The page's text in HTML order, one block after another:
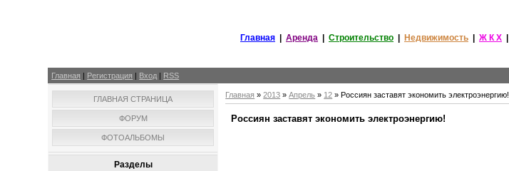
Главная Аренда Строительство Недвижимость Ж К Х
Главная Регистрация Вход RSS
ГЛАВНАЯ СТРАНИЦА
ФОРУМ
ФОТОАЛЬБОМЫ
Разделы
Главная »2013 » Апрель » 12 » Россиян заставят экономить электроэнергию!
Россиян заставят экономить электроэнергию!